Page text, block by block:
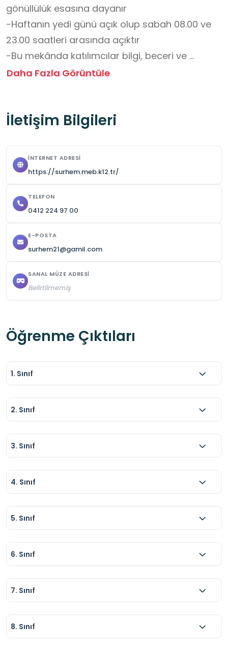
gönüllülük esasına dayanır
-Haftanın yedi günü açık olup sabah 08.00 ve
23.00 saatleri arasında açıktır
-Bu mekânda katılımcılar bilgi, beceri ve
yetkinliklerini geliştir
verilmektedir.
-Bu mekân , gözlem ve uygulamaya dayanan
bilgilerini pekiştirmesine yardımcı olur
Daha Fazla Görüntüle
İletişim Bilgileri
İNTERNET ADRESI
https://surhem.meb.k12.tr/
TELEFON
0412 224 97 00
E-POSTA
surhem21@gamil.com
SANAL MÜZE ADRESI
Belirtilmemiş
Öğrenme Çıktıları
1. Sınıf
2. Sınıf
3. Sınıf
4. Sınıf
5. Sınıf
6. Sınıf
7. Sınıf
8. Sınıf